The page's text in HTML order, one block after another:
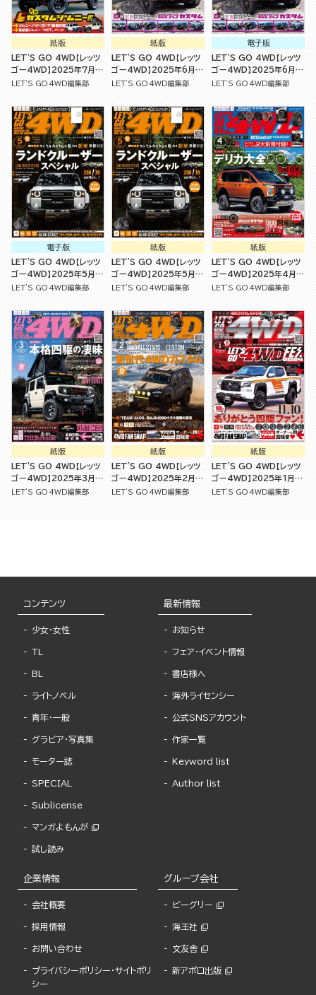
紙版
LET'S GO 4WD【レッツ
ゴー4WD】2025年7月号
[雑誌]
LET'S GO 4WD編集部
紙版
LET'S GO 4WD【レッツ
ゴー4WD】2025年6月号
[雑誌]
LET'S GO 4WD編集部
電子版
LET'S GO 4WD【レッツ
ゴー4WD】2025年6月号
[雑誌]
LET'S GO 4WD編集部
電子版
LET'S GO 4WD【レッツ
ゴー4WD】2025年5月号
[雑誌]
LET'S GO 4WD編集部
紙版
LET'S GO 4WD【レッツ
ゴー4WD】2025年5月号
[雑誌]
LET'S GO 4WD編集部
紙版
LET'S GO 4WD【レッツ
ゴー4WD】2025年4月号
[雑誌]
LET'S GO 4WD編集部
紙版
LET'S GO 4WD【レッツ
ゴー4WD】2025年3月号
[雑誌]
LET'S GO 4WD編集部
紙版
LET'S GO 4WD【レッツ
ゴー4WD】2025年2月号
[雑誌]
LET'S GO 4WD編集部
紙版
LET'S GO 4WD【レッツ
ゴー4WD】2025年1月号
[雑誌]
LET'S GO 4WD編集部
コンテンツ
少女・女性
TL
BL
ライトノベル
青年・一般
グラビア・写真集
モーター誌
SPECIAL
Sublicense
マンガよもんが
試し読み
最新情報
お知らせ
フェア・イベント情報
書店様へ
海外ライセンシー
公式SNSアカウント
作家一覧
Keyword list
Author list
企業情報
会社概要
採用情報
お問い合わせ
プライバシーポリシー・サイトポリ
シー
グループ会社
ビーグリー
海王社
文友舎
新アポロ出版